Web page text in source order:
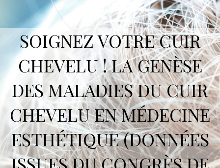
SOIGNEZ VOTRE CUIR
CHEVELU ! LA GENÈSE
DES MALADIES DU CUIR
CHEVELU EN MÉDECINE
ESTHÉTIQUE (DONNÉES